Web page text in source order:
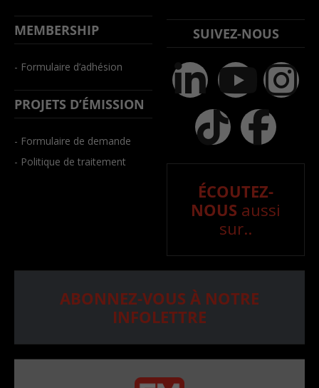
MEMBERSHIP
- Formulaire d’adhésion
PROJETS D’ÉMISSION
- Formulaire de demande
- Politique de traitement
SUIVEZ-NOUS
ÉCOUTEZ-
NOUS aussi
sur..
ABONNEZ-VOUS À NOTRE
INFOLETTRE